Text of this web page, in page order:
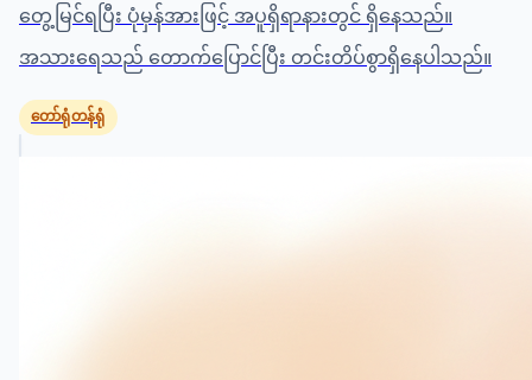
တွေ့မြင်ရပြီး ပုံမှန်အားဖြင့် အပူရှိရာနားတွင် ရှိနေသည်။
အသားရေသည် တောက်ပြောင်ပြီး တင်းတိပ်စွာရှိနေပါသည်။
တော်ရုံတန်ရုံ